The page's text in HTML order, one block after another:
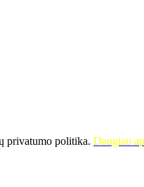
privatumo politika. Daugiau